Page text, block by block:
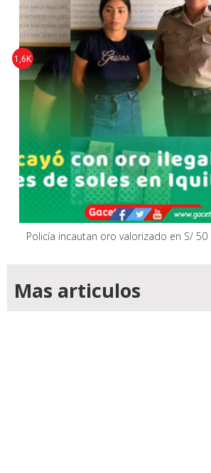
Policía incautan oro valorizado en S/
1,6K
Mas articulos